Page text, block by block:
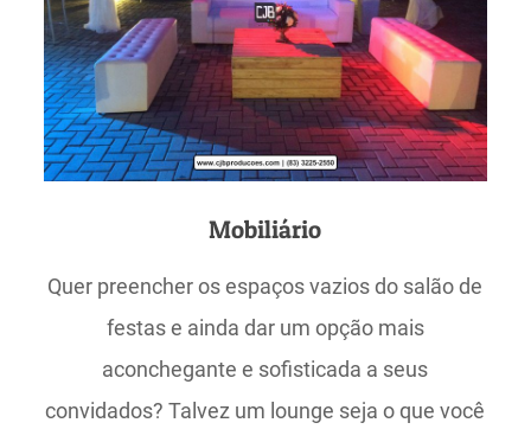
Mobiliário
Quer preencher os espaços vazios do salão de
festas e ainda dar um opção mais
aconchegante e sofisticada a seus
convidados? Talvez um lounge seja o que você